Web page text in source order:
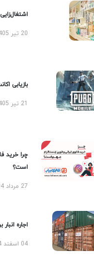
اشتغال‌زایی
20 تیر 1405
بازیابی
چرا خرید
است؟
27 مرداد 1404
اجاره انبار
04 اسفند 1404